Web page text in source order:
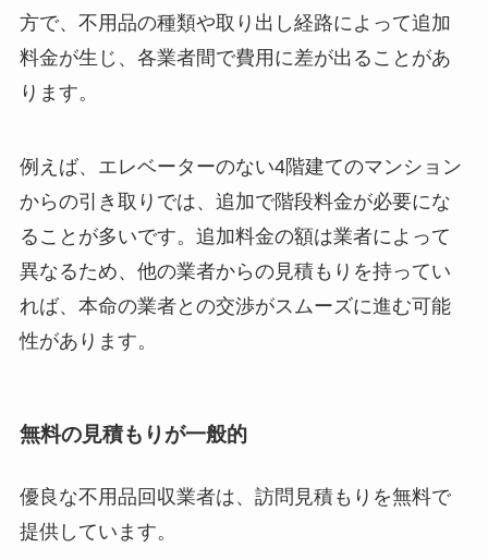
方で、不用品の種類や取り出し経路によって追加
料金が生じ、各業者間で費用に差が出ることがあ
ります。
例えば、エレベーターのない4階建てのマンション
からの引き取りでは、追加で階段料金が必要にな
ることが多いです。追加料金の額は業者によって
異なるため、他の業者からの見積もりを持ってい
れば、本命の業者との交渉がスムーズに進む可能
性があります。
無料の見積もりが一般的
優良な不用品回収業者は、訪問見積もりを無料で
提供しています。